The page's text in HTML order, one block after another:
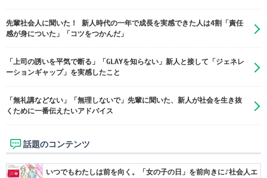
先輩社会人に聞いた！ 新人時代の一年で成長を実感できた人は4割「責任
感が身についた」「コツをつかんだ」
「上司の誘いを平気で断る」「GLAYを知らない」新人と接して「ジェネレ
ーションギャップ」を実感したこと
「無礼講などない」「無理しないで」先輩に聞いた、新人が社会を生き抜
くために一番伝えたいアドバイス
話題のコンテンツ
いつでもわたしは前を向く。「女の子の日」を前向きに♪社会人エ